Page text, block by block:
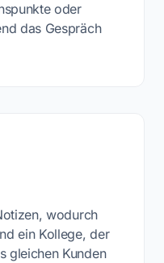
oder
das Gespräch
wodurch
ein Kollege, der
gleichen Kunden